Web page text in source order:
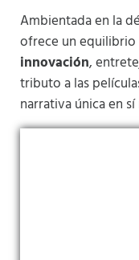
Ambientada en la
ofrece un
innovación,
tributo a las
narrativa única en sí